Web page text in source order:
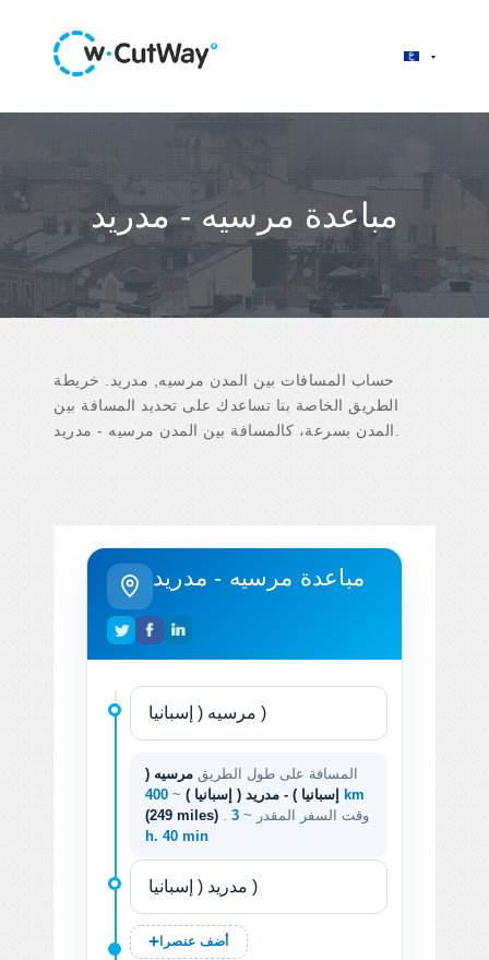
مباعدة مرسيه - مدريد
حساب المسافات بين المدن مرسيه, مدريد. خريطة
الطريق الخاصة بنا تساعدك على تحديد المسافة بين
مباعدة مرسيه - مدريد
المسافة على طول الطريق مرسيه (
إسبانيا ) - مدريد ( إسبانيا ) ~
400 km
(249 miles)
. وقت السفر المقدر ~ 3
h. 40 min
أضف عنصرا